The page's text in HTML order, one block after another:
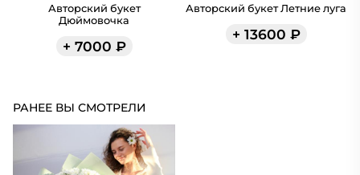
Авторский букет
Дюймовочка
+ 7000 ₽
Авторский букет Летние луга
+ 13600 ₽
РАНЕЕ ВЫ СМОТРЕЛИ